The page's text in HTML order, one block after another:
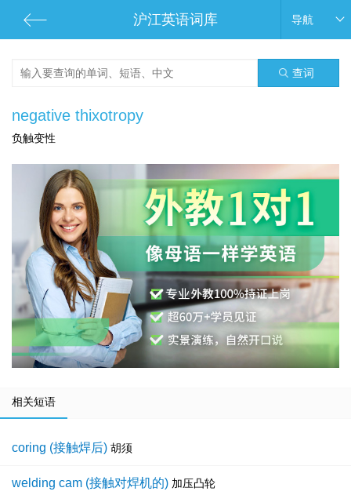
沪江英语词库 导航
查词
negative thixotropy
负触变性
相关短语
coring (接触焊后) 胡须
welding cam (接触对焊机的) 加压凸轮